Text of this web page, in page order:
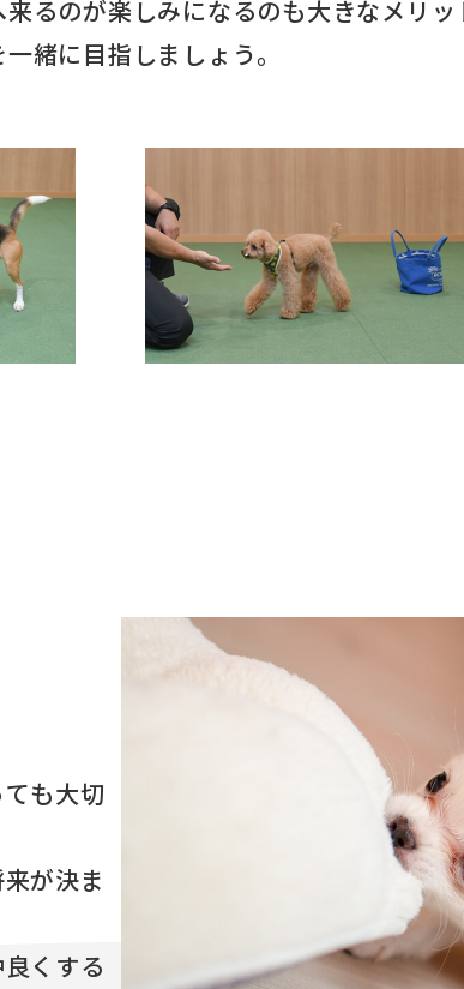
るのが楽しみになるのも大きなメリッ
緒に目指しましょう。
も大切
が決ま
くする